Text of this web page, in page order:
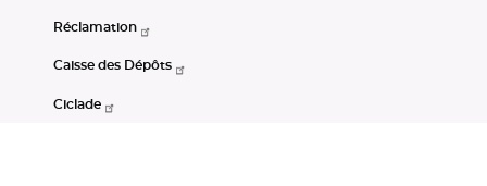
Réclamation
Caisse des Dépôts
Ciclade